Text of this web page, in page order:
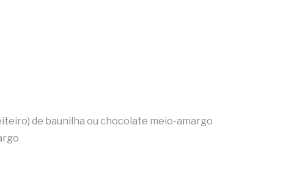
de baunilha ou chocolate meio-amargo